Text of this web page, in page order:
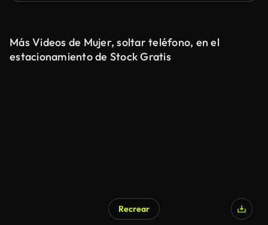
Más Videos de Mujer, soltar teléfono, en el
estacionamiento de Stock Gratis
Recrear